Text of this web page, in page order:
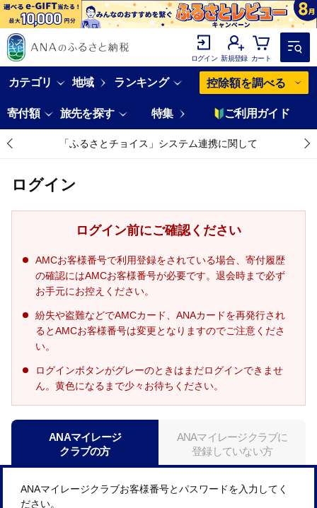
ログイン 新規登録 カート
カテゴリ 地域 ランキング 控除額を調べる
寄付額 旅先を探す 特集 ご利用ガイド
「ふるさとチョイス」システム連携に関して
ログイン
ログイン前にご確認ください
AMCお客様番号で利用登録をされている場合、寄付履歴
の確認にはAMCお客様番号が必要です。退会時まで必ず
お手元にお控えください。
紛失や盗難などでAMCカード、ANAカードを再発行され
るとAMCお客様番号は変更となりますのでご注意くださ
い。
ログインボタンがグレーのときはまだログインできませ
ん。黄色になるまで少々お待ちください。
ANAマイレージ
クラブの方
ANAマイレージクラブに
登録していない方
ANAマイレージクラブお客様番号とパスワードを入力してく
ださい。